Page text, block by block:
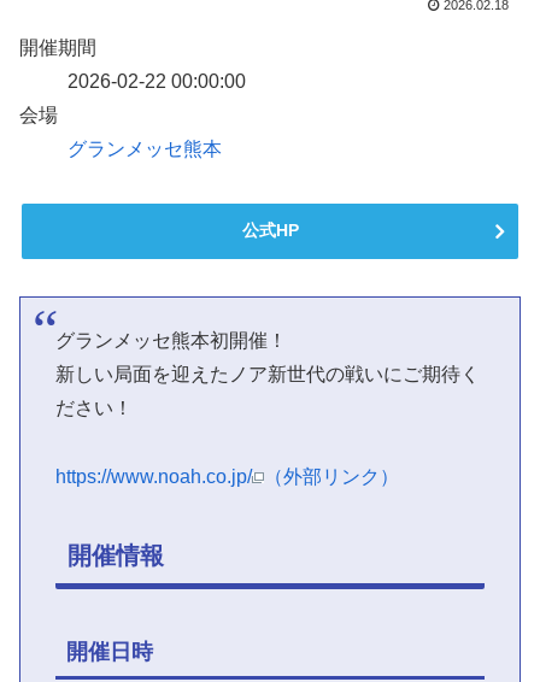
2026.02.18
開催期間
2026-02-22 00:00:00
会場
グランメッセ熊本
公式HP
グランメッセ熊本初開催！
新しい局面を迎えたノア新世代の戦いにご期待く
ださい！
https://www.noah.co.jp/ （外部リンク）
開催情報
開催日時